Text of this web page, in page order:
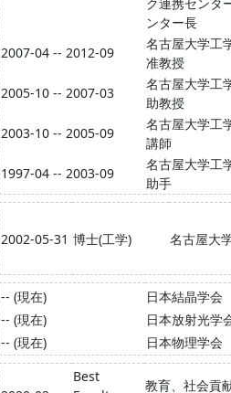
ンター長
2007-04 -- 2012-09
名古屋大学工
准教授
2005-10 -- 2007-03
名古屋大学工
助教授
2003-10 -- 2005-09
名古屋大学工
講師
1997-04 -- 2003-09
名古屋大学工
助手
2002-05-31 博士(工学) 名古屋大
-- (現在)
日本結晶学会
-- (現在)
日本放射光学
-- (現在)
日本物理学会
Best
教育、社会貢